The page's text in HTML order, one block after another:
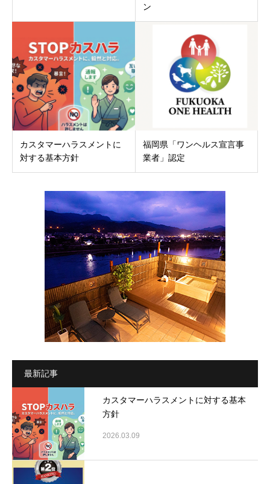
ン
カスタマーハラスメントに
対する基本方針
福岡県「ワンヘルス宣言事
業者」認定
最新記事
カスタマーハラスメントに対する基本
方針
2026.03.09